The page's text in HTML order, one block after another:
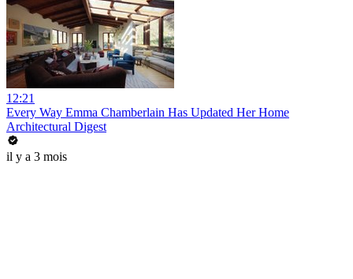
12:21
Every Way Emma Chamberlain Has Updated Her Home
Architectural Digest
il y a 3 mois